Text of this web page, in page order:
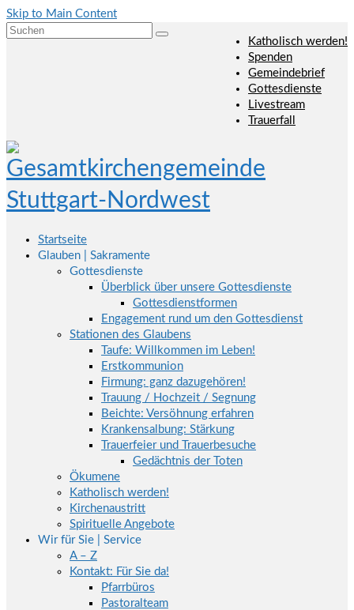
Skip to Main Content
Katholisch werden!
Spenden
Gemeindebrief
Gottesdienste
Livestream
Trauerfall
Suchen
Startseite
Glauben | Sakramente
Gottesdienste
Überblick über unsere Gottesdienste
Gottesdienstformen
Engagement rund um den Gottesdienst
Stationen des Glaubens
Taufe: Willkommen im Leben!
Erstkommunion
Firmung: ganz dazugehören!
Trauung / Hochzeit / Segnung
Beichte: Versöhnung erfahren
Krankensalbung: Stärkung
Trauerfeier und Trauerbesuche
Gedächtnis der Toten
Ökumene
Katholisch werden!
Kirchenaustritt
Spirituelle Angebote
Wir für Sie | Service
A – Z
Kontakt: Für Sie da!
Pfarrbüros
Pastoralteam